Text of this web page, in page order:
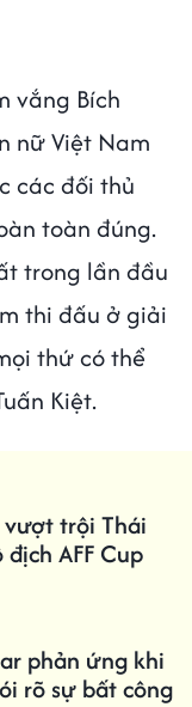
vắng Bích
nữ Việt Nam
các đối thủ
toàn đúng.
trong lần đầu
thi đấu ở giải
thứ có thể
Kiệt.
trội Thái
AFF Cup
phản ứng khi
rõ sự bất công